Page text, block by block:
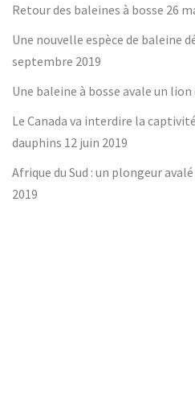
Retour des baleines à bosse 26
Une nouvelle espèce de baleine
septembre 2019
Une baleine à bosse avale un lion
Le Canada va interdire la
dauphins 12 juin 2019
Afrique du Sud : un plongeur
2019